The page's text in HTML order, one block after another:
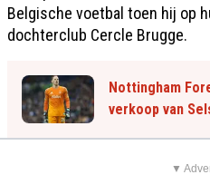
Belgische voetbal toen hij op
dochterclub Cercle Brugge.
Nottingham
verkoop van
▼